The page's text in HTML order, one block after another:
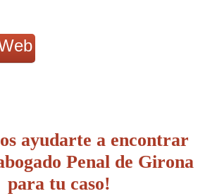
ayudarte a encontrar
Penal de Girona
para tu caso!